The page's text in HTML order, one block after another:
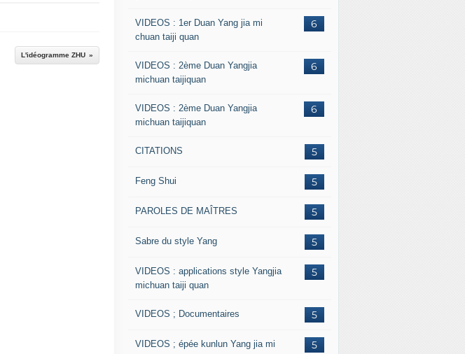
L'idéogramme ZHU
6
VIDEOS : 1er Duan Yang jia mi
chuan taiji quan
6
VIDEOS : 2ème Duan Yangjia
michuan taijiquan
6
VIDEOS : 2ème Duan Yangjia
michuan taijiquan
5
CITATIONS
5
Feng Shui
5
PAROLES DE MAÎTRES
5
Sabre du style Yang
5
VIDEOS : applications style Yangjia
michuan taiji quan
5
VIDEOS ; Documentaires
5
VIDEOS ; épée kunlun Yang jia mi